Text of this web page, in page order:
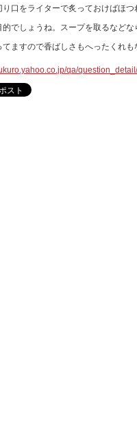
口をライターで炙っておけばほ
でしょうね。スープを取るなど
ますので香ばしさもへったくれも
qa/